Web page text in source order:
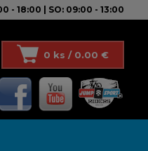
- 18:00 | SO: 09:00 - 13:00
0 ks / 0.00 €